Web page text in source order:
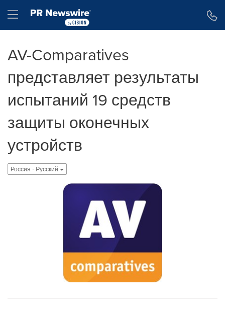
Hamburger menu
AV-Comparatives
представляет результаты
испытаний 19 средств
защиты оконечных
устройств
Россия - Pусский